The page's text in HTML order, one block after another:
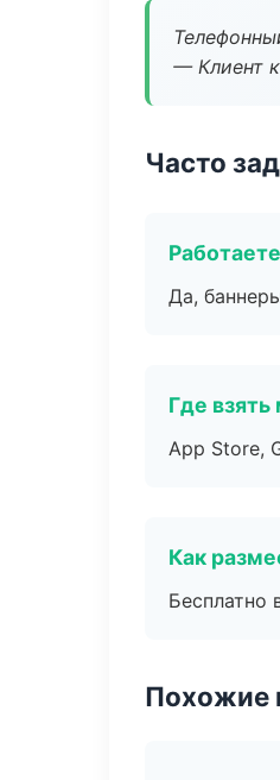
— Клиент
Часто
Да,
Где
App Store,
Как
Бесплатно
Похожие